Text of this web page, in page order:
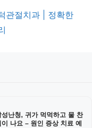
관절치과 | 정확한
성난청, 귀가 먹먹하고 물 찬
이 나요 – 원인 증상 치료 예